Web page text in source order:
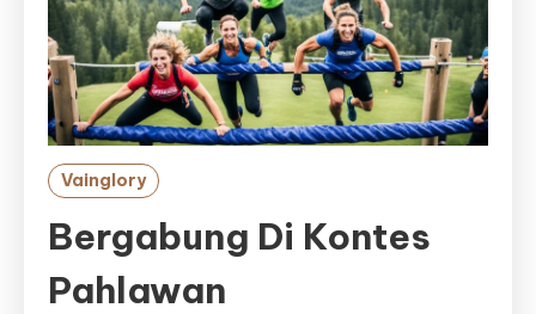
Vainglory
Bergabung Di Kontes
Pahlawan